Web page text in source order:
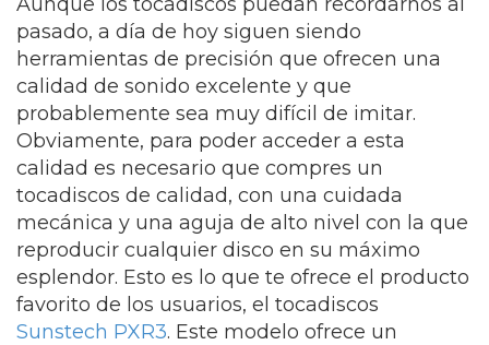
pasado, a día de hoy siguen siendo
herramientas de precisión que ofrecen una
calidad de sonido excelente y que
probablemente sea muy difícil de imitar.
Obviamente, para poder acceder a esta
calidad es necesario que compres un
tocadiscos de calidad, con una cuidada
mecánica y una aguja de alto nivel con la que
reproducir cualquier disco en su máximo
esplendor. Esto es lo que te ofrece el producto
favorito de los usuarios, el tocadiscos
Sunstech PXR3. Este modelo ofrece un